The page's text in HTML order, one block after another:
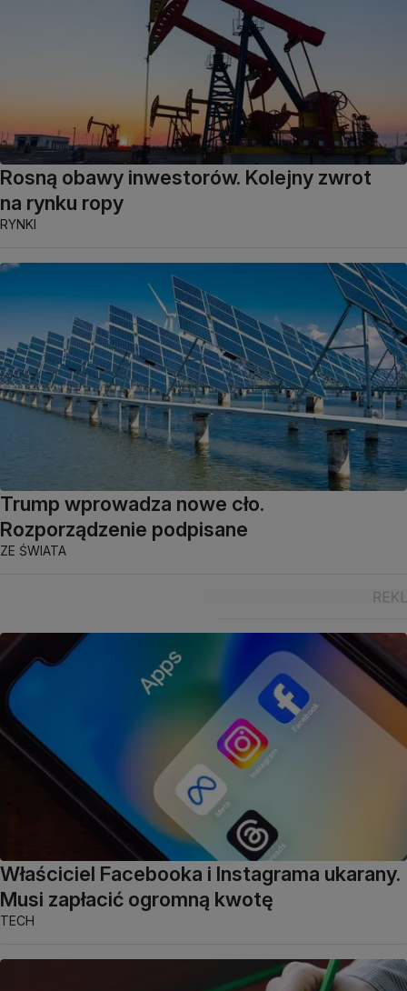
Rosną obawy inwestorów. Kolejny zwrot
na rynku ropy
RYNKI
Trump wprowadza nowe cło.
Rozporządzenie podpisane
ZE ŚWIATA
Właściciel Facebooka i Instagrama ukarany.
Musi zapłacić ogromną kwotę
TECH